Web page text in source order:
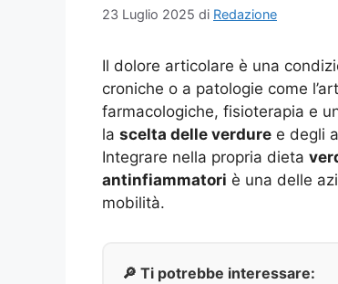
23 Luglio 2025 di Redazione
Il dolore articolare è una
croniche o a patologie come
farmacologiche, fisioterapia e
la scelta delle verdure e degli
Integrare nella propria dieta
antinfiammatori è una delle
mobilità.
🔎 Ti potrebbe interessare: